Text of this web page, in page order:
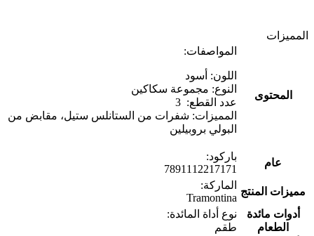
المميزات
المحتوى
المواصفات:
اللون: أسود
النوع: مجموعة سكاكين
عدد القطع: 3
المميزات: شفرات من الستانلس ستيل، مقابض من
البولي بروبيلين
عام
باركود:
7891112217171
مميزات المنتج
الماركة:
Tramontina
أدوات مائدة
الطعام
نوع أداة المائدة:
طقم